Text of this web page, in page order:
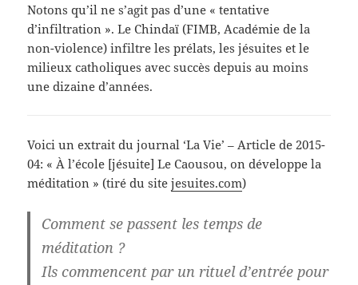
Notons qu’il ne s’agit pas d’une « tentative
d’infiltration ». Le Chindaï (FIMB, Académie de la
non-violence) infiltre les prélats, les jésuites et le
milieux catholiques avec succès depuis au moins
une dizaine d’années.
Voici un extrait du journal ‘La Vie’ – Article de 2015-
04: « À l’école [jésuite] Le Caousou, on développe la
méditation » (tiré du sitejesuites.com)
Comment se passent les temps de
méditation ?
Ils commencent par un rituel d’entrée pour